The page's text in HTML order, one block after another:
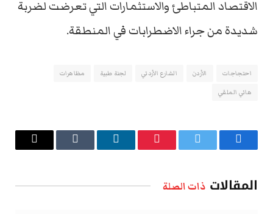
الاقتصاد المتباطئ والاستثمارات التي تعرضت لضربة
شديدة من جراء الاضطرابات في المنطقة.
احتجاجات الأردن الشارع الأردني لجنة طبية
مظاهرات
هاني الملقي
فيسبوك تويتر بينتيريستلينكدإن Tumblr
البريد
المقالات ذات الصلة